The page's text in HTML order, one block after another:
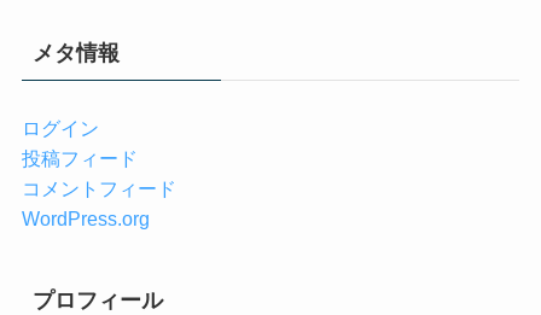
メタ情報
ログイン
投稿フィード
コメントフィード
WordPress.org
プロフィール